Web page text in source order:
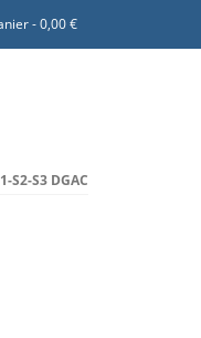
-0,00€
S2-S3 DGAC